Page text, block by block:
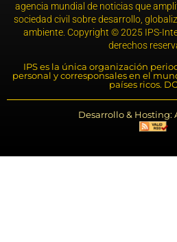
agencia mundial de noticias que
sociedad civil sobre desarrollo,
ambiente. Copyright © 2025 IPS-
derechos
IPS es la única organización
personal y corresponsales en el
países ricos.
Desarrollo & Hosting: